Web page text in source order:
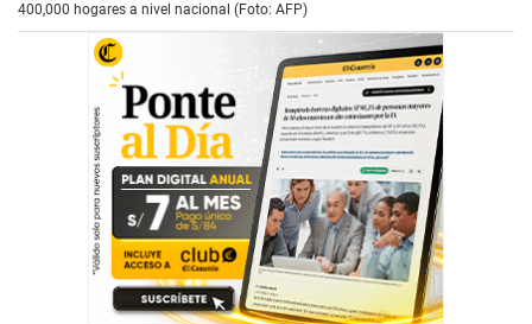
400,000 hogares a nivel nacional (Foto: AFP)